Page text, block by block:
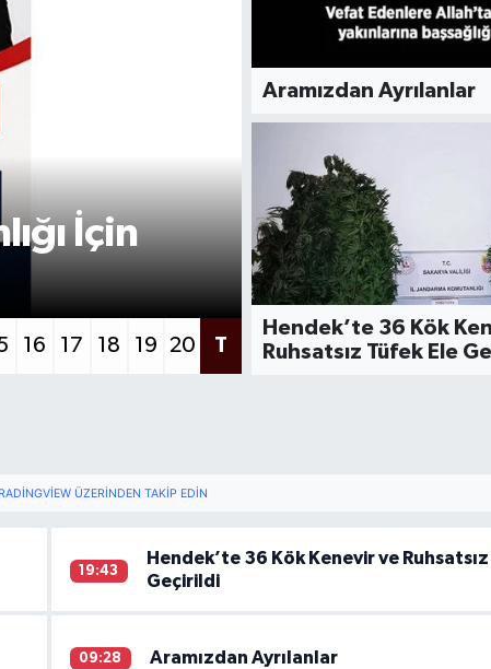
GÜNCEL
Kızılay
Hendek’te
16 17 18 19 20 T
Aramızdan Ayrılanlar
Hendek’te 36 Kök
Ruhsatsız Tüfek Ele
ÜZERINDEN TAKIP EDIN
19:43
Hendek’te 36 Kök Kenevir ve
Geçirildi
09:28 Aramızdan Ayrılanlar